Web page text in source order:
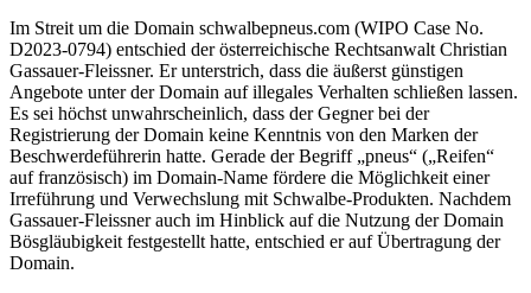
Im Streit um die Domain schwalbepneus.com (WIPO Case No.
D2023-0794) entschied der österreichische Rechtsanwalt Christian
Gassauer-Fleissner. Er unterstrich, dass die äußerst günstigen
Angebote unter der Domain auf illegales Verhalten schließen lassen.
Es sei höchst unwahrscheinlich, dass der Gegner bei der
Registrierung der Domain keine Kenntnis von den Marken der
Beschwerdeführerin hatte. Gerade der Begriff „pneus“ („Reifen“
auf französisch) im Domain-Name fördere die Möglichkeit einer
Irreführung und Verwechslung mit Schwalbe-Produkten. Nachdem
Gassauer-Fleissner auch im Hinblick auf die Nutzung der Domain
Bösgläubigkeit festgestellt hatte, entschied er auf Übertragung der
Domain.